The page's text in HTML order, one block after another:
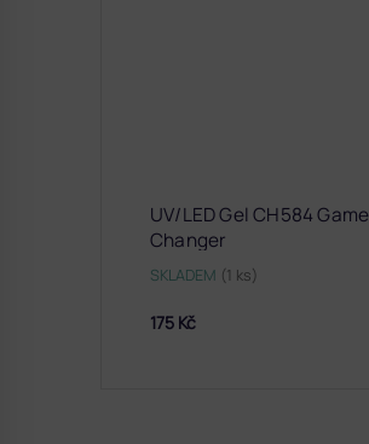
UV/LED Gel CH584 Game
Changer
SKLADEM (1 ks)
175 Kč